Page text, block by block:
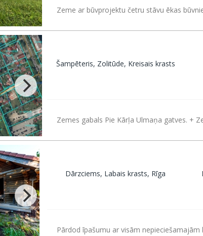
Zeme ar būvprojektu četru stāvu ēkas
Šampēteris, Zolitūde, Kreisais krasts
Zemes gabals Pie Kārļa Ulmaņa gatves. +
Dārzciems, Labais krasts, Rīga
Pārdod īpašumu ar visām